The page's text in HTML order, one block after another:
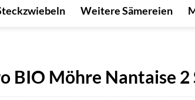
Weitere Sämereien
BIO Möhre Nantaise 2